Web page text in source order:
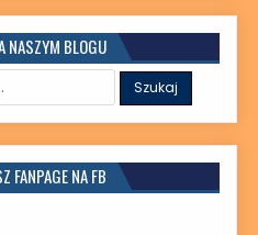
NASZYM BLOGU
FANPAGE NA FB